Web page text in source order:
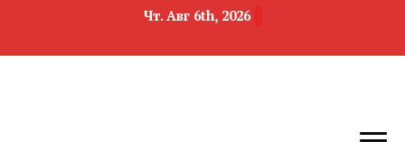
Чт. Авг 6th, 2026